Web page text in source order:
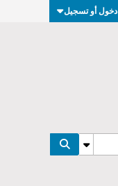
دخول أو تسجيل